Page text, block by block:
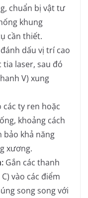
chuẩn bị vật tư
khung
cần thiết.
dấu vị trí cao
laser, sau đó
V) xung
các ty ren hoặc
khoảng cách
bảo khả năng
xương.
Gắn các thanh
vào các điểm
song song với